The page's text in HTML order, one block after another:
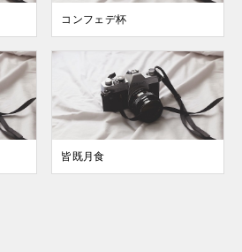
コンフェデ杯
皆既月食